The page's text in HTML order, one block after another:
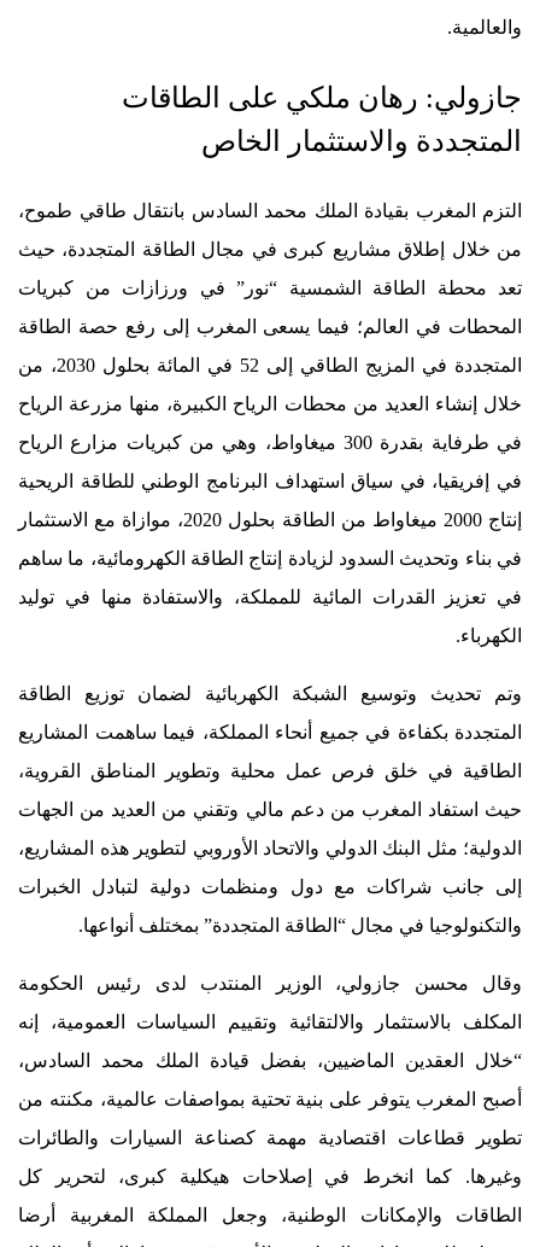
والعالمية.
جازولي: رهان ملكي على الطاقات
المتجددة والاستثمار الخاص
التزم المغرب بقيادة الملك محمد السادس بانتقال طاقي طموح،
من خلال إطلاق مشاريع كبرى في مجال الطاقة المتجددة، حيث
تعد محطة الطاقة الشمسية “نور” في ورزازات من كبريات
المحطات في العالم؛ فيما يسعى المغرب إلى رفع حصة الطاقة
المتجددة في المزيج الطاقي إلى 52 في المائة بحلول 2030، من
خلال إنشاء العديد من محطات الرياح الكبيرة، منها مزرعة الرياح
في طرفاية بقدرة 300 ميغاواط، وهي من كبريات مزارع الرياح
في إفريقيا، في سياق استهداف البرنامج الوطني للطاقة الريحية
إنتاج 2000 ميغاواط من الطاقة بحلول 2020، موازاة مع الاستثمار
في بناء وتحديث السدود لزيادة إنتاج الطاقة الكهرومائية، ما ساهم
في تعزيز القدرات المائية للمملكة، والاستفادة منها في توليد
الكهرباء.
وتم تحديث وتوسيع الشبكة الكهربائية لضمان توزيع الطاقة
المتجددة بكفاءة في جميع أنحاء المملكة، فيما ساهمت المشاريع
الطاقية في خلق فرص عمل محلية وتطوير المناطق القروية،
حيث استفاد المغرب من دعم مالي وتقني من العديد من الجهات
الدولية؛ مثل البنك الدولي والاتحاد الأوروبي لتطوير هذه المشاريع،
إلى جانب شراكات مع دول ومنظمات دولية لتبادل الخبرات
والتكنولوجيا في مجال “الطاقة المتجددة” بمختلف أنواعها.
وقال محسن جازولي، الوزير المنتدب لدى رئيس الحكومة
المكلف بالاستثمار والالتقائية وتقييم السياسات العمومية، إنه
“خلال العقدين الماضيين، بفضل قيادة الملك محمد السادس،
أصبح المغرب يتوفر على بنية تحتية بمواصفات عالمية، مكنته من
تطوير قطاعات اقتصادية مهمة كصناعة السيارات والطائرات
وغيرها. كما انخرط في إصلاحات هيكلية كبرى، لتحرير كل
الطاقات والإمكانات الوطنية، وجعل المملكة المغربية أرضا